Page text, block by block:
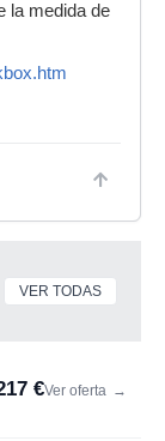
la medida de
VER TODAS
€Ver oferta →